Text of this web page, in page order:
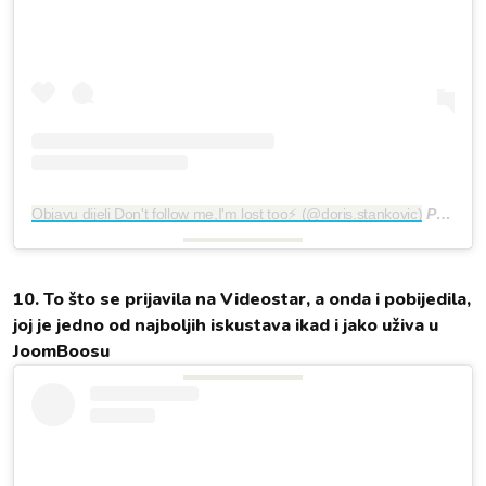
Objavu dijeli Don't follow me,I'm lost too⚡ (@doris.stankovic) Pro 22, 2018 u 10:25 PST
10. To što se prijavila na Videostar, a onda i pobijedila,
joj je jedno od najboljih iskustava ikad i jako uživa u
JoomBoosu